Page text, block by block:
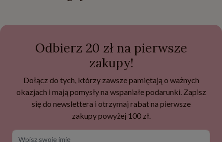
Odbierz 20 zł na pierwsze
zakupy!
Dołącz do tych, którzy zawsze pamiętają o ważnych
okazjach i mają pomysły na wspaniałe podarunki. Zapisz
się do newslettera i otrzymaj rabat na pierwsze
zakupy powyżej 100 zł.